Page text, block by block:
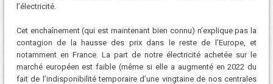
l’électricité.
Cet enchaînement (qui est maintenant bien connu) n’explique pas la
contagion de la hausse des prix dans le reste de l’Europe, et
notamment en France. La part de notre électricité achetée sur le
marché européen est faible (même si elle a augmenté en 2022 du
fait de l’indisponibilité temporaire d’une vingtaine de nos centrales